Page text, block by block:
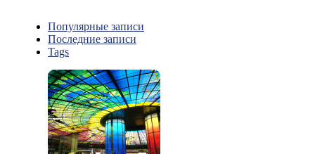
Популярные записи
Последние записи
Tags